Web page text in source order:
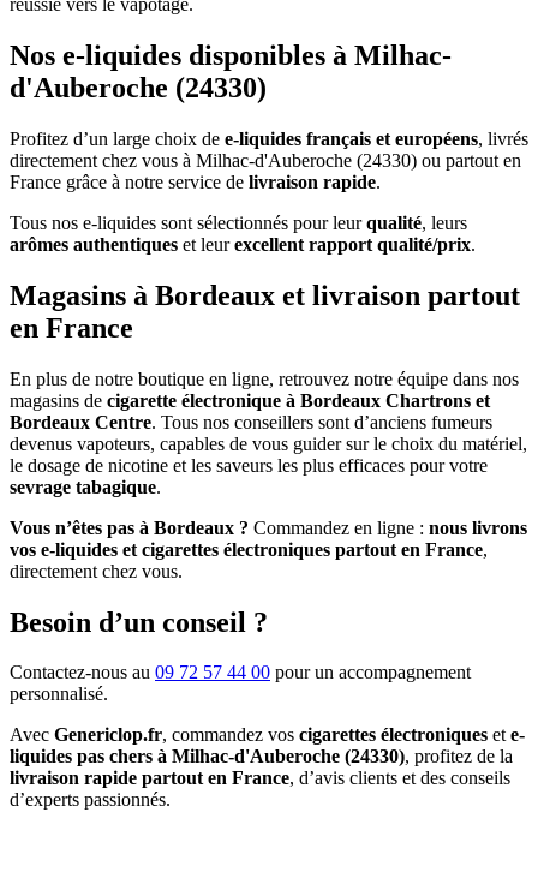
réussie vers le vapotage.
Nos e-liquides disponibles à Milhac-
d'Auberoche (24330)
Profitez d’un large choix de e-liquides français et européens, livrés
directement chez vous à Milhac-d'Auberoche (24330) ou partout en
France grâce à notre service de livraison rapide.
Tous nos e-liquides sont sélectionnés pour leurqualité, leurs
arômes authentiques et leurexcellent rapport qualité/prix.
Magasins à Bordeaux et livraison partout
en France
En plus de notre boutique en ligne, retrouvez notre équipe dans nos
magasins de cigarette électronique à Bordeaux Chartrons et
Bordeaux Centre. Tous nos conseillers sont d’anciens fumeurs
devenus vapoteurs, capables de vous guider sur le choix du matériel,
le dosage de nicotine et les saveurs les plus efficaces pour votre
sevrage tabagique.
Vous n’êtes pas à Bordeaux ? Commandez en ligne : nous livrons
vos e-liquides et cigarettes électroniques partout en France,
directement chez vous.
Besoin d’un conseil ?
Contactez-nous au 09 72 57 44 00 pour un accompagnement
personnalisé.
Avec Genericlop.fr, commandez vos cigarettes électroniques ete-
liquides pas chers à Milhac-d'Auberoche (24330), profitez de la
livraison rapide partout en France, d’avis clients et des conseils
d’experts passionnés.